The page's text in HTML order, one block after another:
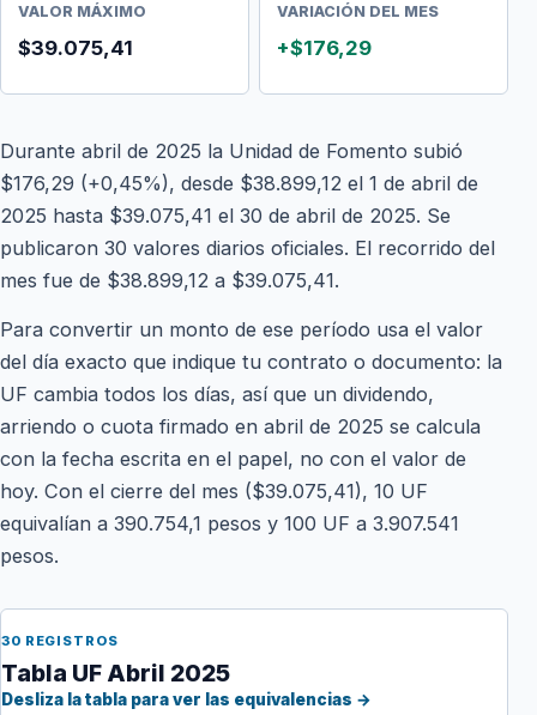
VALOR MÁXIMO
$39.075,41
VARIACIÓN DEL MES
+$176,29
Durante abril de 2025 la Unidad de Fomento subió
$176,29 (+0,45%), desde $38.899,12 el 1 de abril de
2025 hasta $39.075,41 el 30 de abril de 2025. Se
publicaron 30 valores diarios oficiales. El recorrido del
mes fue de $38.899,12 a $39.075,41.
Para convertir un monto de ese período usa el valor
del día exacto que indique tu contrato o documento: la
UF cambia todos los días, así que un dividendo,
arriendo o cuota firmado en abril de 2025 se calcula
con la fecha escrita en el papel, no con el valor de
hoy. Con el cierre del mes ($39.075,41), 10 UF
equivalían a 390.754,1 pesos y 100 UF a 3.907.541
pesos.
30 REGISTROS
Tabla UF Abril 2025
Desliza la tabla para ver las equivalencias →